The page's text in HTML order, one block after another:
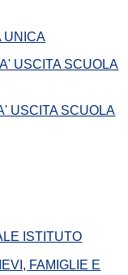
UNICA
USCITA SCUOLA
USCITA SCUOLA
ISTITUTO
FAMIGLIE E